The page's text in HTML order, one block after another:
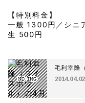
【特別料金】
一般 1300円／シニ
生 500円
毛利幸隆
2014.04.02